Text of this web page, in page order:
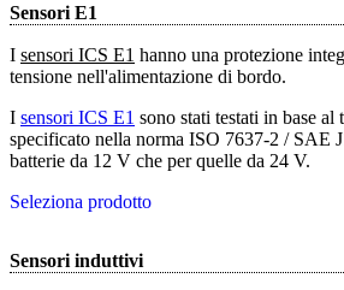
Sensori E1
I sensori ICS E1 hanno una protezione
tensione nell'alimentazione di bordo.
I sensori ICS E1 sono stati testati in base al
specificato nella norma ISO 7637-2 / SAE
batterie da 12 V che per quelle da 24 V.
Seleziona prodotto
Sensori induttivi